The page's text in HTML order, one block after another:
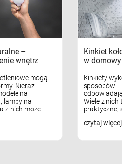
–
wnętrz
mogą
Nieraz
na
lampy na
z nich może
Kinkiet
w
Kinkiety
sposobów
Wiele z nich
praktyczne,
czytaj więcej